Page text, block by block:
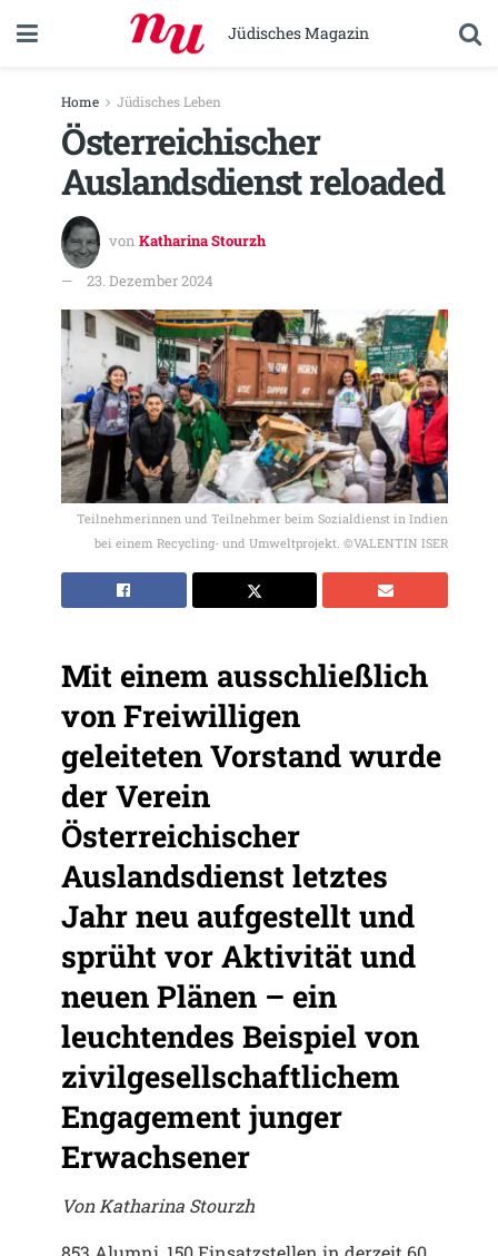
Jüdisches Magazin
Home Jüdisches Leben
Österreichischer
Auslandsdienst reloaded
von Katharina Stourzh
23. Dezember 2024
Teilnehmerinnen und Teilnehmer beim Sozialdienst in Indien
bei einem Recycling- und Umweltprojekt. ©VALENTIN ISER
Mit einem ausschließlich
von Freiwilligen
geleiteten Vorstand wurde
der Verein
Österreichischer
Auslandsdienst letztes
Jahr neu aufgestellt und
sprüht vor Aktivität und
neuen Plänen – ein
leuchtendes Beispiel von
zivilgesellschaftlichem
Engagement junger
Erwachsener
Von Katharina Stourzh